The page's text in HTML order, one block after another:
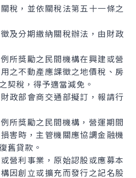
稅，並依關稅法第五十一條之
及分期繳納關稅辦法，由財政
獎勵之民間機構在興建或營
之不動產應課徵之地價稅、房
契稅，得予適當減免。
政部會商交通部擬訂，報請行
獎勵之民間機構，營運期間
害時，主管機關應協調金融機
舊貸款。
利事業，原始認股或應募本
因創立或擴充而發行之記名股